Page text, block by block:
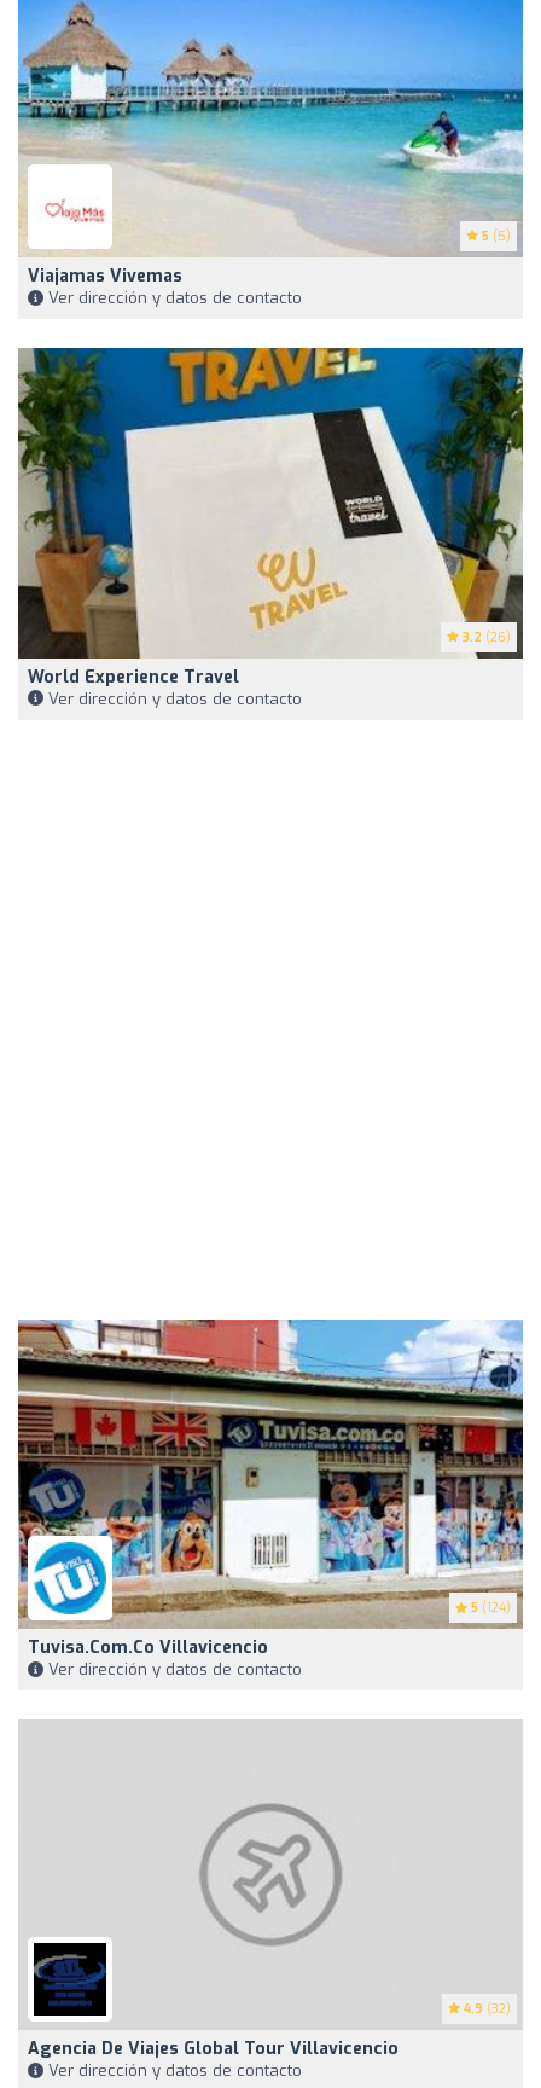
5 (5)
Viajamas Vivemas
Ver dirección y datos de contacto
3.2 (26)
World Experience Travel
Ver dirección y datos de contacto
5 (124)
Tuvisa.com.co Villavicencio
Ver dirección y datos de contacto
4.9 (32)
Agencia De Viajes Global Tour Villavicencio
Ver dirección y datos de contacto